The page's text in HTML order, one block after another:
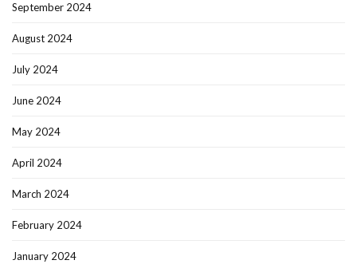
September 2024
August 2024
July 2024
June 2024
May 2024
April 2024
March 2024
February 2024
January 2024